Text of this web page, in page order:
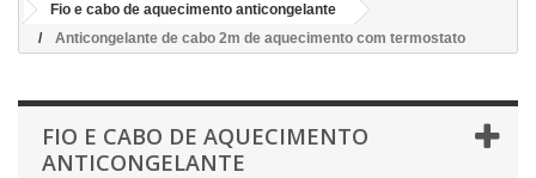
Fio e cabo de aquecimento anticongelante
Anticongelante de cabo 2m de aquecimento com termostato
FIO E CABO DE AQUECIMENTO
ANTICONGELANTE